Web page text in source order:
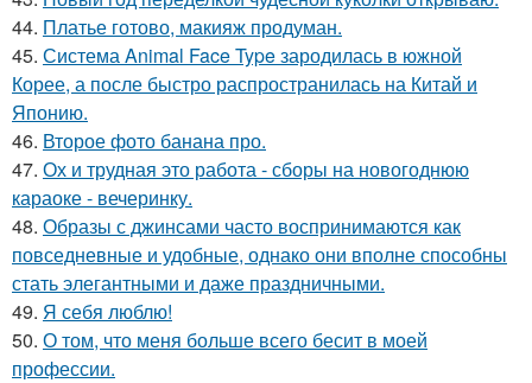
44. Платье готово, макияж продуман.
45. Система Animal Face Type зародилась в южной
Корее, а после быстро распространилась на Китай и
Японию.
46. Второе фото банана про.
47. Ох и трудная это работа - сборы на новогоднюю
караоке - вечеринку.
48. Образы с джинсами часто воспринимаются как
повседневные и удобные, однако они вполне способны
стать элегантными и даже праздничными.
49. Я себя люблю!
50. О том, что меня больше всего бесит в моей
профессии.